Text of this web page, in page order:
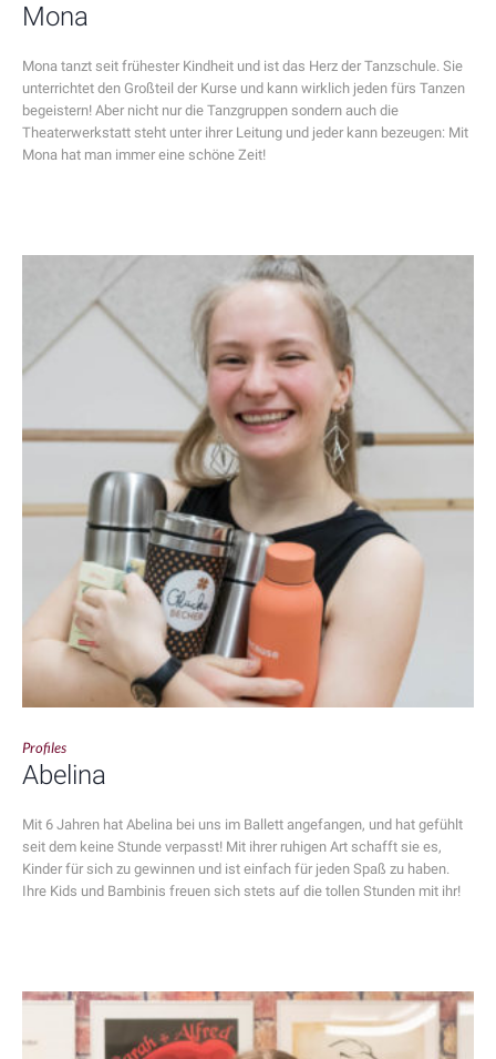
Mona
Mona tanzt seit frühester Kindheit und ist das Herz der Tanzschule. Sie
unterrichtet den Großteil der Kurse und kann wirklich jeden fürs Tanzen
begeistern! Aber nicht nur die Tanzgruppen sondern auch die
Theaterwerkstatt steht unter ihrer Leitung und jeder kann bezeugen: Mit
Mona hat man immer eine schöne Zeit!
Profiles
Abelina
Mit 6 Jahren hat Abelina bei uns im Ballett angefangen, und hat gefühlt
seit dem keine Stunde verpasst! Mit ihrer ruhigen Art schafft sie es,
Kinder für sich zu gewinnen und ist einfach für jeden Spaß zu haben.
Ihre Kids und Bambinis freuen sich stets auf die tollen Stunden mit ihr!